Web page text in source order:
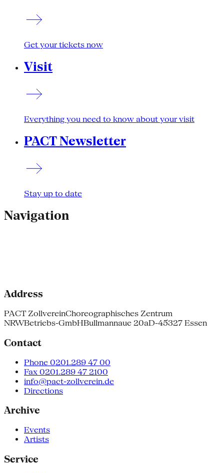
Get your tickets now
Visit
Everything you need to know about your visit
PACT Newsletter
Stay up to date
Navigation
Address
PACT ZollvereinChoreographisches Zentrum
NRWBetriebs-GmbHBullmannaue 20aD-45327 Essen
Contact
Phone 0201.289 47 00
Fax 0201.289 47 2100
info@pact-zollverein.de
Directions
Archive
Events
Artists
Service